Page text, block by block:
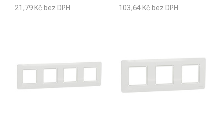
21,79 Kč bez DPH 103,64 Kč bez DPH